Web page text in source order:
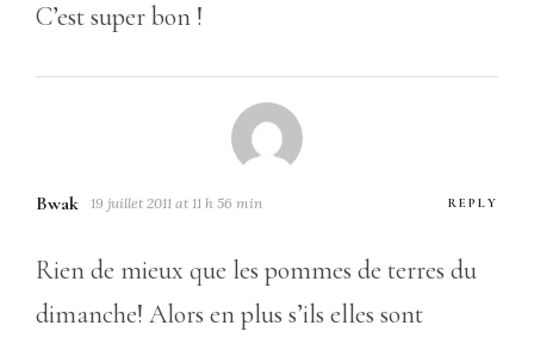
C’est super bon !
Bwak 19 juillet 2011 at 11 h 56 min REPLY
Rien de mieux que les pommes de terres du
dimanche! Alors en plus s’ils elles sont